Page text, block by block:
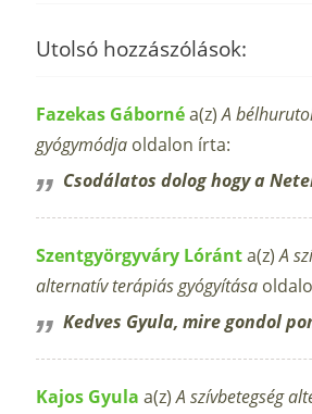
Utolsó hozzászólások:
Fazekas Gábornéa(z)A
gyógymódja oldalon írta:
Csodálatos dolog hogy a
Szentgyörgyváry Lóránta(z)A
alternatív terápiás gyógyítása
Kedves Gyula, mire gondol
Kajos Gyula a(z)A szívbetegség